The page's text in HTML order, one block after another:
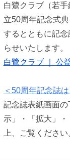
白鷺クラブ（若
立50周年記念式
するとともに記
らせいたします。
白鷺クラブ ｜ 公
＜50周年記念誌
記念誌表紙画面
示」・「拡大」
上、ご覧ください